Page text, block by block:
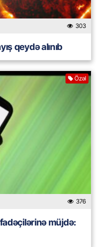
303
qeydə alınıb
Özəl
376
müjdə: